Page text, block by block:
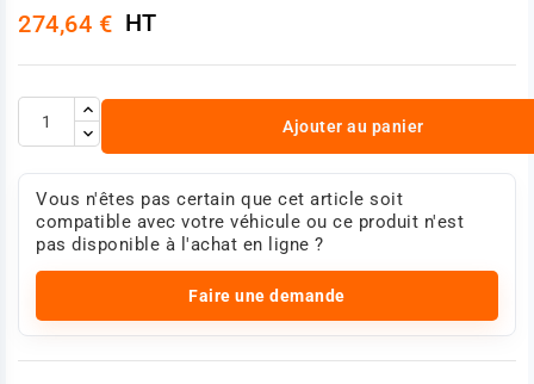
274,64 € HT
Ajouter au panier
Vous n'êtes pas certain que cet article soit
compatible avec votre véhicule ou ce produit n'est
pas disponible à l'achat en ligne ?
Faire une demande